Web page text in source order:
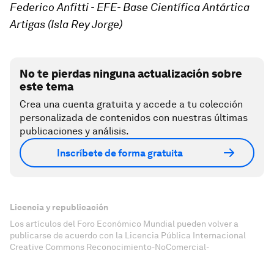
Federico Anfitti - EFE- Base Científica Antártica
Artigas (Isla Rey Jorge)
No te pierdas ninguna actualización sobre
este tema
Crea una cuenta gratuita y accede a tu colección
personalizada de contenidos con nuestras últimas
publicaciones y análisis.
Inscríbete de forma gratuita
Licencia y republicación
Los artículos del Foro Económico Mundial pueden volver a
publicarse de acuerdo con la Licencia Pública Internacional
Creative Commons Reconocimiento-NoComercial-